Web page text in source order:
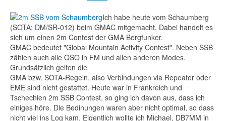
Ich habe heute vom Schaumberg
(SOTA: DM/SR-012) beim GMAC mitgemacht. Dabei handelt es
sich um einen 2m Contest der GMA Bergfunker.
GMAC bedeutet "Global Mountain Activity Contest". Neben SSB
zählen auch alle QSO in FM und allen anderen Modes.
Grundsätzlich gelten die
GMA bzw. SOTA-Regeln, also Verbindungen via Repeater oder
EME sind nicht gestattet. Heute war in Frankreich und
Tschechien 2m SSB Contest, so ging ich davon aus, dass ich
einiges höre. Die Bedinungen waren aber nicht optimal, so dass
nicht viel ins Log kam. Eigentlich wollte ich Michael, DB7MM in